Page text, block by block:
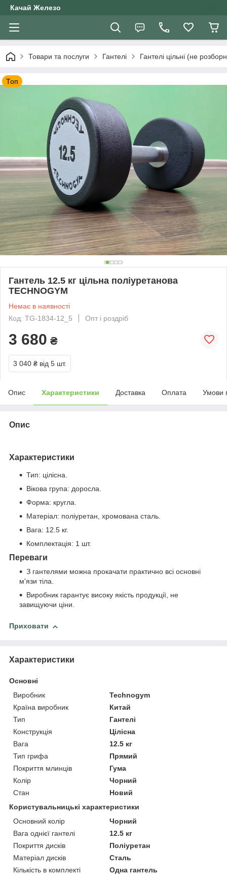
Качай Железо
Товари та послуги Гантелі Гантелі цільні (не
Топ
Гантель 12.5 кг цільна поліуретанова
TECHNOGYM
Немає в наявності
Код: TG-1834-12_5
Опт і роздріб
3 680 ₴
3 040 ₴ від 5 шт.
Опис Характеристики Доставка Оплата Умови
Опис
Характеристики
Тип: цілісна.
Вікова група: доросла.
Форма: кругла.
Матеріал: поліуретан, хромована сталь.
Вага: 12.5 кг.
Комплектація: 1 шт.
Переваги
З гантелями можна прокачати практично всі основні
м'язи тіла.
Виробник гарантує високу якість продукції, не
завищуючи ціни.
Приховати
Характеристики
Основні
Виробник
Technogym
Країна виробник
Китай
Тип
Гантелі
Конструкція
Цілісна
Вага
12.5 кг
Тип грифа
Прямий
Покриття млинців
Гума
Колір
Чорний
Стан
Новий
Користувальницькі характеристики
Основний колір
Чорний
Вага однієї гантелі
12.5 кг
Покриття дисків
Поліуретан
Матеріал дисків
Сталь
Кількість в комплекті
Одна гантель